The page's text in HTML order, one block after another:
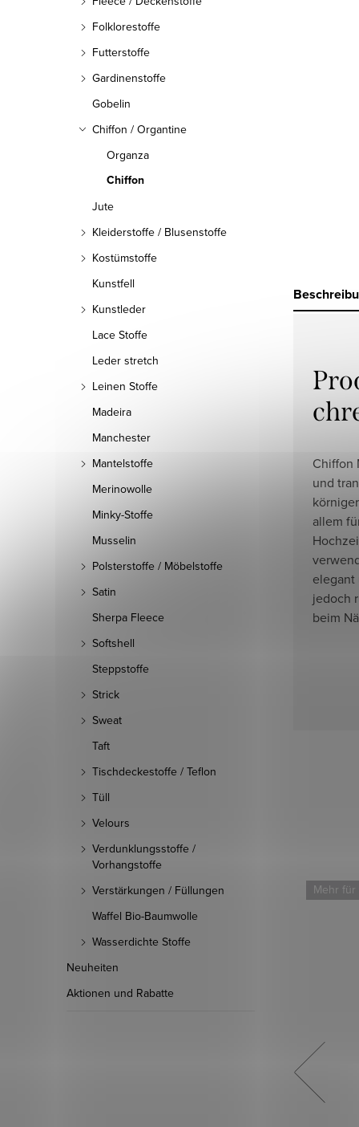
Folklorestoffe
Futterstoffe
Gardinenstoffe
Gobelin
Chiffon / Organtine
Organza
Chiffon
Jute
Kleiderstoffe / Blusenstoffe
Kostümstoffe
Kunstfell
Kunstleder
Lace Stoffe
Leder stretch
Leinen Stoffe
Madeira
Manchester
Mantelstoffe
Merinowolle
Minky-Stoffe
Musselin
Polsterstoffe / Möbelstoffe
Satin
Sherpa Fleece
Softshell
Steppstoffe
Strick
Sweat
Taft
Tischdeckestoffe / Teflon
Tüll
Velours
Verdunklungsstoffe /
Vorhangstoffe
Verstärkungen / Füllungen
Waffel Bio-Baumwolle
Wasserdichte Stoffe
Neuheiten
Aktionen und Rabatte
Chiffon
und
allem
elegant
jedoch
beim
Mehr für weniger Mehr